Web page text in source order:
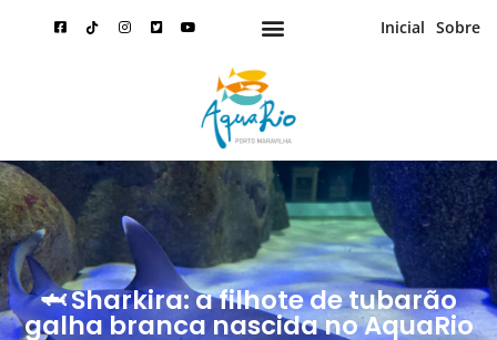
Inicial Sobre
🦈 Sharkira: a filhote de tubarão
galha branca nascida no AquaRio